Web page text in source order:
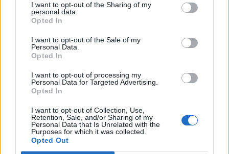
I want to opt-out of the Sharing of my
personal data.
Opted In
I want to opt-out of the Sale of my
Personal Data.
Opted In
I want to opt-out of processing my
Personal Data for Targeted Advertising.
Opted In
I want to opt-out of Collection, Use,
Retention, Sale, and/or Sharing of my
Personal Data that Is Unrelated with the
Purposes for which it was collected.
Opted Out